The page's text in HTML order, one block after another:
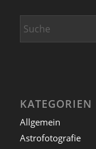
KATEGORIEN
Allgemein
Astrofotografie